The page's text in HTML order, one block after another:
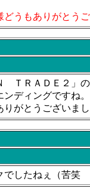
うもありがとうご
ＴＲＡＤＥ２」
ディングですね
がとうございまし
でしたねぇ（苦笑